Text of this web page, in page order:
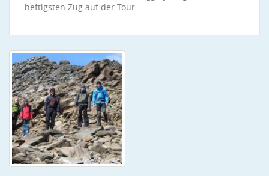
heftigsten Zug auf der Tour.